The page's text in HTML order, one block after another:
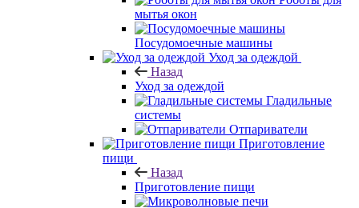
мытья окон
Посудомоечные машины
Уход за одеждой
Назад
Уход за одеждой
Гладильные
системы
Отпариватели
Приготовление
пищи
Назад
Приготовление пищи